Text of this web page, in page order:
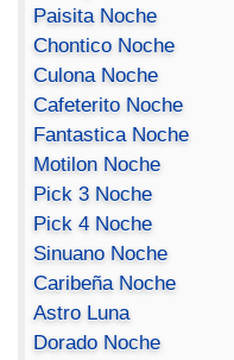
Paisita Noche
Chontico Noche
Culona Noche
Cafeterito Noche
Fantastica Noche
Motilon Noche
Pick 3 Noche
Pick 4 Noche
Sinuano Noche
Caribeña Noche
Astro Luna
Dorado Noche